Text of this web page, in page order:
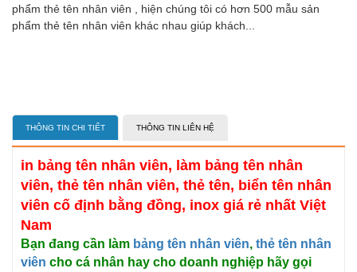
phẩm thẻ tên nhân viên , hiện chúng tôi có hơn 500 mẫu sản
phẩm thẻ tên nhân viên khác nhau giúp khách...
THÔNG TIN CHI TIẾT THÔNG TIN LIÊN HỆ
in bảng tên nhân viên, làm bảng tên nhân
viên, thẻ tên nhân viên, thẻ tên, biển tên nhân
viên cố định bằng đồng, inox giá rẻ nhất Việt
Nam
Bạn đang cần làm bảng tên nhân viên, thẻ tên nhân
viên cho cá nhân hay cho doanh nghiệp hãy gọi